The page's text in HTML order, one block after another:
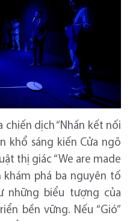
dịch “Nhấn kết nối
khổ sáng kiến Cửa ngõ
thị giác “We are made
khám phá ba nguyên tố
những biểu tượng của
bền vững. Nếu “Gió”